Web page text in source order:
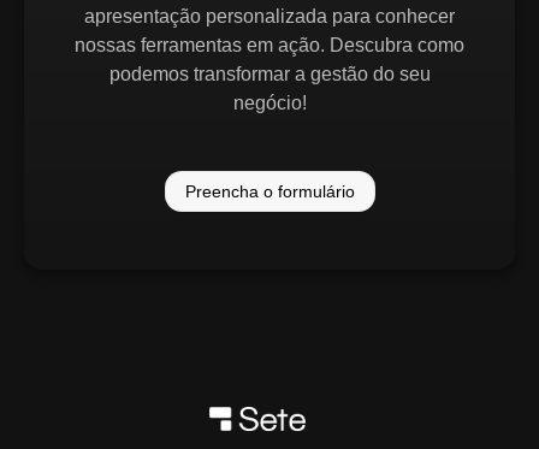
apresentação personalizada para conhecer
nossas ferramentas em ação. Descubra como
podemos transformar a gestão do seu
negócio!
Preencha o formulário